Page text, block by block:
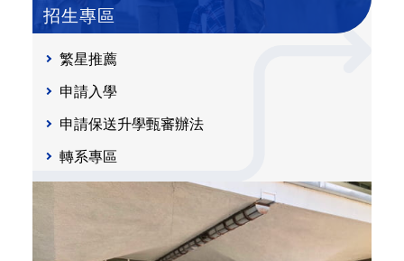
招生專區
繁星推薦
申請入學
申請保送升學甄審辦法
轉系專區